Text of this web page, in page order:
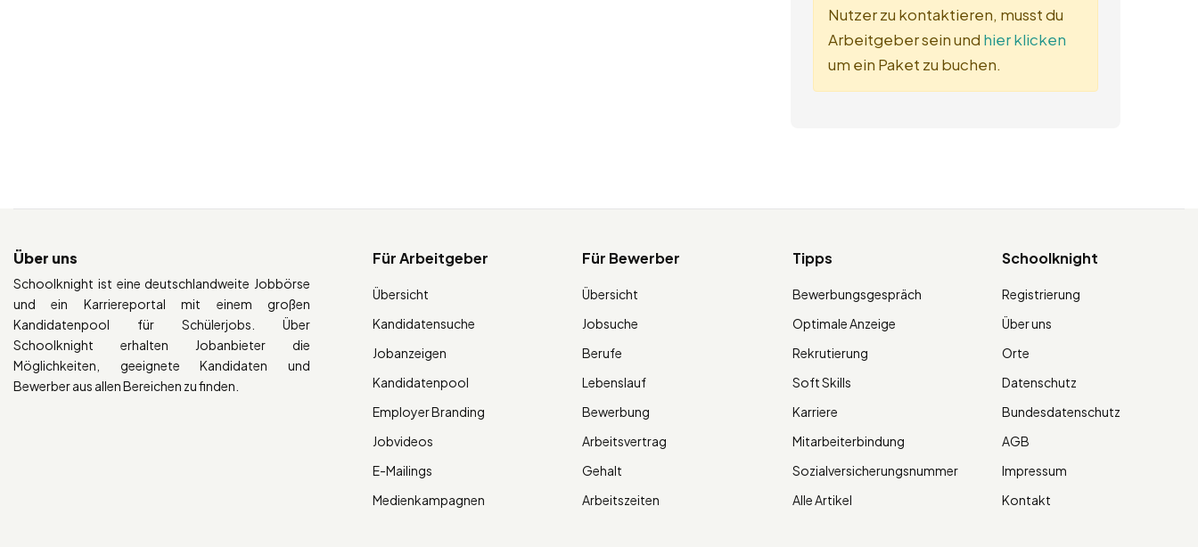
Nutzer zu kontaktieren, musst du
Arbeitgeber sein und hier klicken
um ein Paket zu buchen.
Über uns
Schoolknight ist eine deutschlandweite Jobbörse
und ein Karriereportal mit einem großen
Kandidatenpool für Schülerjobs. Über
Schoolknight erhalten Jobanbieter die
Möglichkeiten, geeignete Kandidaten und
Bewerber aus allen Bereichen zu finden.
Für Arbeitgeber
Übersicht
Kandidatensuche
Jobanzeigen
Kandidatenpool
Employer Branding
Jobvideos
E-Mailings
Medienkampagnen
Für Bewerber
Übersicht
Jobsuche
Berufe
Lebenslauf
Bewerbung
Arbeitsvertrag
Gehalt
Arbeitszeiten
Tipps
Bewerbungsgespräch
Optimale Anzeige
Rekrutierung
Soft Skills
Karriere
Mitarbeiterbindung
Sozialversicherungsnummer
Alle Artikel
Schoolknight
Registrierung
Über uns
Orte
Datenschutz
Bundesdatenschutz
AGB
Impressum
Kontakt